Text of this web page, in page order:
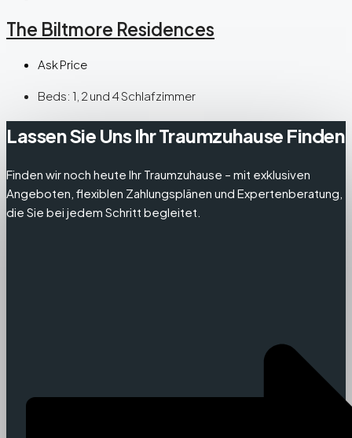
The Biltmore Residences
Ask Price
Beds: 1, 2 und 4 Schlafzimmer
Lassen Sie Uns Ihr Traumzuhause Finden
Finden wir noch heute Ihr Traumzuhause – mit exklusiven
Angeboten, flexiblen Zahlungsplänen und Expertenberatung,
die Sie bei jedem Schritt begleitet.